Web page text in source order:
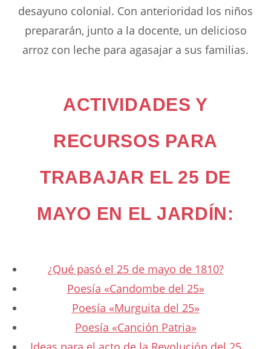
desayuno colonial. Con anterioridad los niños
prepararán, junto a la docente, un delicioso
arroz con leche para agasajar a sus familias.
ACTIVIDADES Y
RECURSOS PARA
TRABAJAR EL 25 DE
MAYO EN EL JARDÍN:
¿Qué pasó el 25 de mayo de 1810?
Poesía «Candombe del 25»
Poesía «Murguita del 25»
Poesía «Canción Patria»